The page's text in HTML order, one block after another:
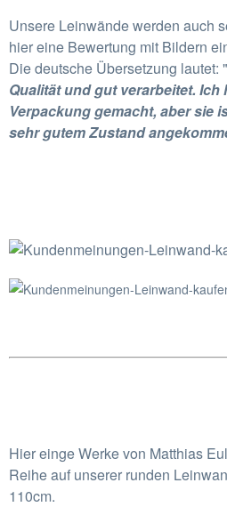
Unsere Leinwände werden auch
hier eine Bewertung mit Bildern
Die deutsche Übersetzung lautet: "
Qualität und gut verarbeitet.
Verpackung gemacht, aber sie
sehr gutem Zustand
Hier einge Werke von Matthias
Reihe auf unserer runden
110cm.